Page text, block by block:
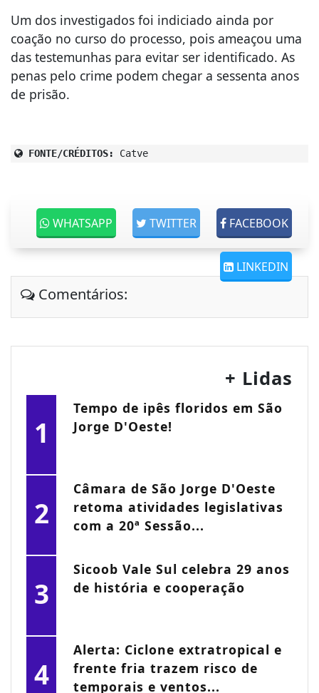
Um dos investigados foi indiciado ainda por
coação no curso do processo, pois ameaçou uma
das testemunhas para evitar ser identificado. As
penas pelo crime podem chegar a sessenta anos
de prisão.
FONTE/CRÉDITOS: Catve
FACEBOOK
TWITTER
WHATSAPP
LINKEDIN
Comentários:
+ Lidas
1
Tempo de ipês floridos em São
Jorge D'Oeste!
2
Câmara de São Jorge D'Oeste
retoma atividades legislativas
com a 20ª Sessão...
3
Sicoob Vale Sul celebra 29 anos
de história e cooperação
4
Alerta: Ciclone extratropical e
frente fria trazem risco de
temporais e ventos...